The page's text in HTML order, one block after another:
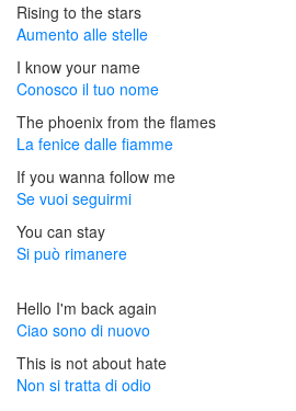
Rising to the stars
Aumento alle stelle
I know your name
Conosco il tuo nome
The phoenix from the flames
La fenice dalle fiamme
If you wanna follow me
Se vuoi seguirmi
You can stay
Si può rimanere
Hello I'm back again
Ciao sono di nuovo
This is not about hate
Non si tratta di odio